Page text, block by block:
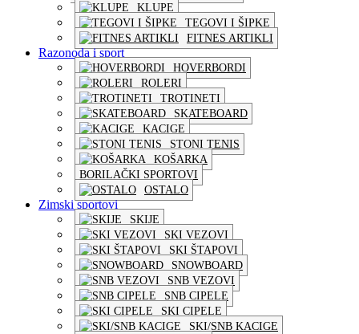
KLUPE
TEGOVI I ŠIPKE
FITNES ARTIKLI
Razonoda i sport
HOVERBORDI
ROLERI
TROTINETI
SKATEBOARD
KACIGE
STONI TENIS
KOŠARKA
BORILAČKI SPORTOVI
OSTALO
Zimski sportovi
SKIJE
SKI VEZOVI
SKI ŠTAPOVI
SNOWBOARD
SNB VEZOVI
SNB CIPELE
SKI CIPELE
SKI/SNB KACIGE